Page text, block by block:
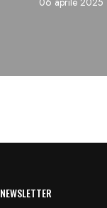
NEWSLETTER